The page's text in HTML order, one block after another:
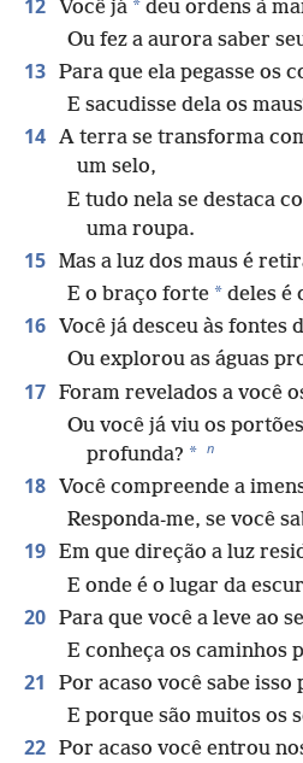
12 Você já * deu ordens à
Ou fez a aurora saber
13 Para que ela pegasse os
E sacudisse dela os
14 A terra se transforma
um selo,
E tudo nela se destaca
uma roupa.
15 Mas a luz dos maus é
E o braço forte * deles é
16
Você já desceu às fontes
Ou explorou as águas
17 Foram revelados a você
Ou você já viu os
profunda? * n
18 Você compreende a
Responda-me, se você
19 Em que direção a luz
E onde é o lugar da
20 Para que você a leve ao
E conheça os caminhos
21
Por acaso você sabe
E porque são muitos os
22 Por acaso você entrou